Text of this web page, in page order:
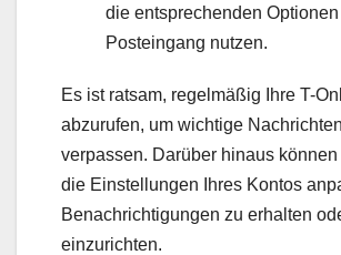
die entsprechenden
Posteingang nutzen.
Es ist ratsam, regelmäßig Ihre T-
abzurufen, um wichtige
verpassen. Darüber hinaus
die Einstellungen Ihres Kontos
Benachrichtigungen zu erhalten
einzurichten.